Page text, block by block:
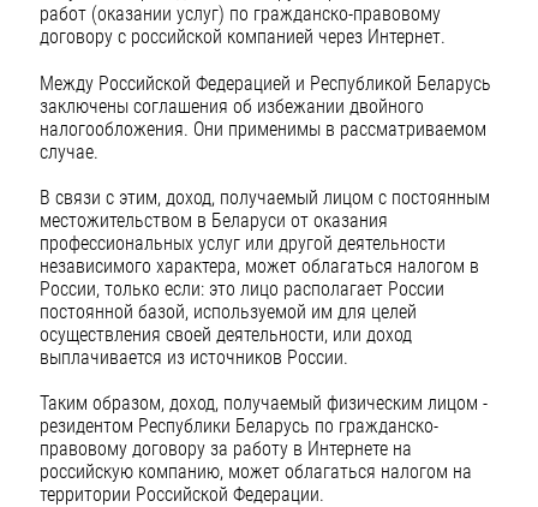
работ (оказании услуг) по гражданско-правовому
договору с российской компанией через Интернет.
Между Российской Федерацией и Республикой Беларусь
заключены соглашения об избежании двойного
налогообложения. Они применимы в рассматриваемом
случае.
В связи с этим, доход, получаемый лицом с постоянным
местожительством в Беларуси от оказания
профессиональных услуг или другой деятельности
независимого характера, может облагаться налогом в
России, только если: это лицо располагает России
постоянной базой, используемой им для целей
осуществления своей деятельности, или доход
выплачивается из источников России.
Таким образом, доход, получаемый физическим лицом -
резидентом Республики Беларусь по гражданско-
правовому договору за работу в Интернете на
российскую компанию, может облагаться налогом на
территории Российской Федерации.